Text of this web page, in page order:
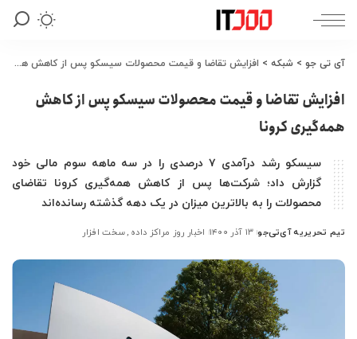
آی تی جو > شبکه > افزایش تقاضا و قیمت محصولات سیسکو پس از کاهش همه‌گیری کرونا
افزایش تقاضا و قیمت محصولات سیسکو پس از کاهش
همه‌گیری کرونا
سیسکو رشد درآمدی ۷ درصدی را در سه ماهه سوم مالی خود
گزارش داد؛ شرکت‌ها پس از کاهش همه‌گیری کرونا تقاضای
محصولات را به بالاترین میزان در یک دهه گذشته رسانده‌اند
ارسال
توسط
تیم تحریریه آی‌تی‌جو ۱۳ آذر ۱۴۰۰ اخبار روز مراکز داده سخت افزار